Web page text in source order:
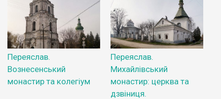
Переяслав.
Вознесенський
монастир та колегіум
Переяслав.
Михайлівський
монастир: церква та
дзвіниця.